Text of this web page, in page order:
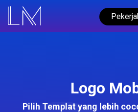
Logo
Pilih Templat yang lebih